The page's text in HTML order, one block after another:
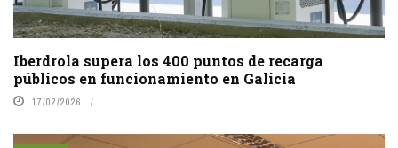
Iberdrola supera los 400 puntos de recarga
públicos en funcionamiento en Galicia
17/02/2026